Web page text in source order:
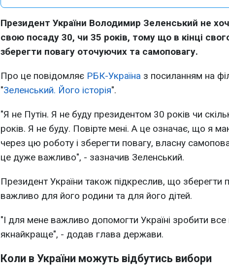
Президент України Володимир Зеленський не
свою посаду 30, чи 35 років, тому що в кінці
зберегти повагу оточуючих та самоповагу.
Про це повідомляє РБК-Україна з посиланням на
"Зеленський. Його історія".
"Я не Путін. Я не буду президентом 30 років чи
років. Я не буду. Повірте мені. А це означає, що я
через цю роботу і зберегти повагу, власну
це дуже важливо", - зазначив Зеленський.
Президент України також підкреслив, що зберегти
важливо для його родини та для його дітей.
"І для мене важливо допомогти Україні зробити
якнайкраще", - додав глава держави.
Коли в України можуть відбутись вибори